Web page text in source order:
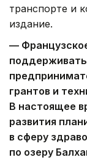
транспорте и
издание.
—
грантов и
В настоящее
развития
в сферу
по озеру